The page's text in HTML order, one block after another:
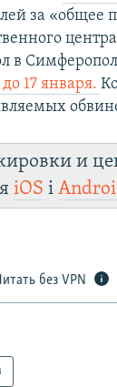
за «общее
в
17 января.
и
iOS і
без VPN